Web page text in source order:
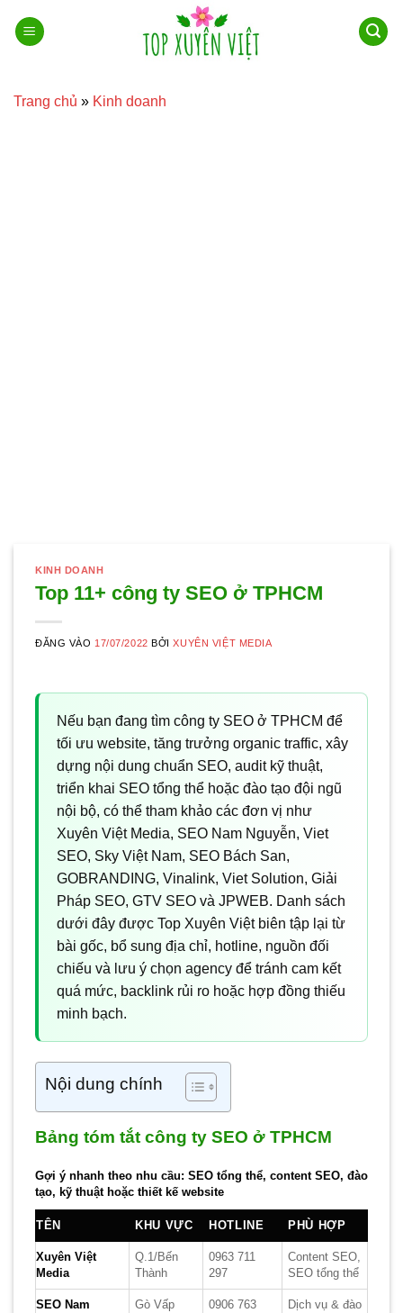
qua
Trang chủ » Kinh doanh
KINH DOANH
Top 11+ công ty SEO ở TPHCM
ĐĂNG VÀO 17/07/2022 BỞIXUYÊN VIỆT MEDIA
Nếu bạn đang tìm công ty SEO ở TPHCM để
tối ưu website, tăng trưởng organic traffic, xây
dựng nội dung chuẩn SEO, audit kỹ thuật,
triển khai SEO tổng thể hoặc đào tạo đội ngũ
nội bộ, có thể tham khảo các đơn vị như
Xuyên Việt Media, SEO Nam Nguyễn, Viet
SEO, Sky Việt Nam, SEO Bách San,
GOBRANDING, Vinalink, Viet Solution, Giải
Pháp SEO, GTV SEO và JPWEB. Danh sách
dưới đây được Top Xuyên Việt biên tập lại từ
bài gốc, bổ sung địa chỉ, hotline, nguồn đối
chiếu và lưu ý chọn agency để tránh cam kết
quá mức, backlink rủi ro hoặc hợp đồng thiếu
minh bạch.
Nội dung chính
Bảng tóm tắt công ty SEO ở TPHCM
Gợi ý nhanh theo nhu cầu: SEO tổng thể, content SEO, đào
tạo, kỹ thuật hoặc thiết kế website
TÊN KHU VỰC HOTLINE PHÙ HỢP
Xuyên Việt
Media
Q.1/Bến
Thành
0963 711
297
Content SEO,
SEO tổng thể
SEO Nam
Gò Vấp
0906 763
Dịch vụ & đào